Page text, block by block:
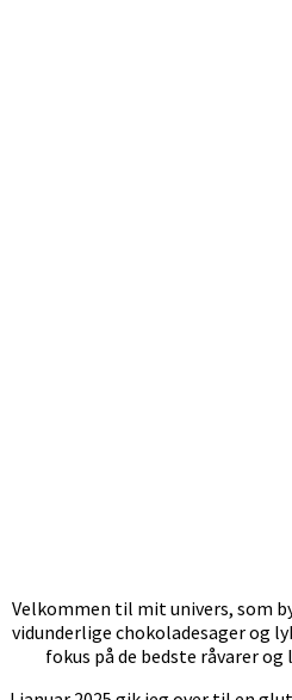
Velkommen til mit univers, som
vidunderlige chokoladesager og
fokus på de bedste råvarer og